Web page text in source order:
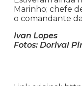
Marinho; chefe
o comandante
Ivan Lopes
Fotos: Dorival